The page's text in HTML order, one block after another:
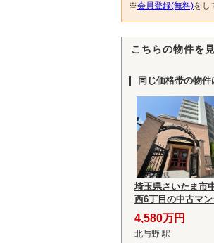
※会員登録(無料)をし
こちらの物件を
同じ価格帯の物件
埼玉県さいたま市
西6丁目の中古マ
4,580万円
北与野 駅